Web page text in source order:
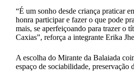
“É um sonho desde criança praticar
honra participar e fazer o que pode
mais, se aperfeiçoando para trazer o
Caxias”, reforça a integrante Erika
A escolha do Mirante da Balaiada
espaço de sociabilidade, preservação